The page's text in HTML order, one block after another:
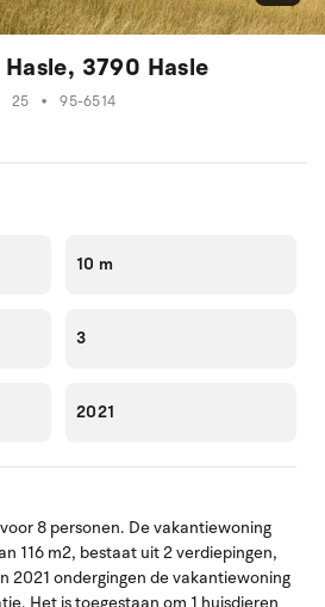
3790 Hasle
25 • 95-6514
10 m
3
2021
8 personen. De vakantiewoning
116 m2, bestaat uit 2 verdiepingen,
2021 ondergingen de vakantiewoning
Het is toegestaan om 1 huisdieren